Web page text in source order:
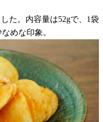
た。内容量は52gで、1袋
めな印象。